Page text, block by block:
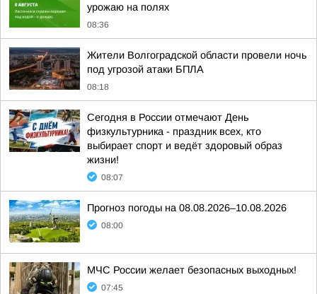
урожаю на полях
08:36
Жители Волгоградской области провели ночь
под угрозой атаки БПЛА
08:18
Сегодня в России отмечают День
физкультурника - праздник всех, кто
выбирает спорт и ведёт здоровый образ
жизни!
08:07
Прогноз погоды на 08.08.2026–10.08.2026
08:00
МЧС России желает безопасных выходных!
07:45